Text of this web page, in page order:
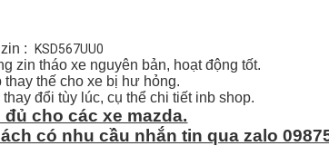
zin :KSD567UU0
zin tháo xe nguyên bản, hoạt động tốt.
thay thế cho xe bị hư hỏng.
thay đổi tùy lúc, cụ thể chi tiết inb shop.
đủ cho các xe mazda.
có nhu cầu nhắn tin qua zalo